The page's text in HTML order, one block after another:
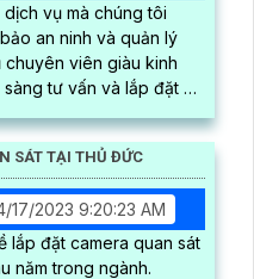
vụ mà chúng tôi
an ninh và quản lý
tư vấn và lắp đặt hệ
SÁT TẠI THỦ ĐỨC
17/2023 9:20:23 AM
lắp đặt camera quan sát
năm trong ngành.